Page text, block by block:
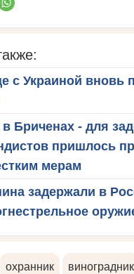
с Украиной вновь
Бриченах - для
пришлось
мерам
задержали в
охранник виноградник